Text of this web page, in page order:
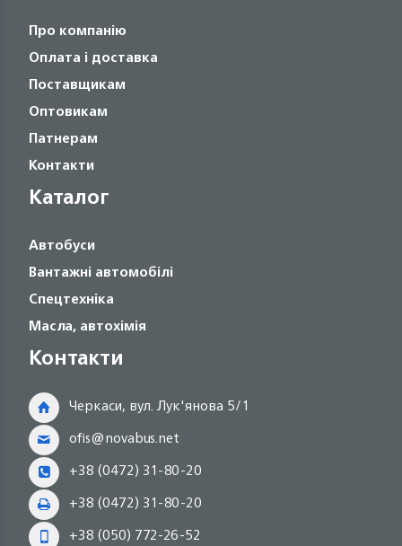
Про компанію
Оплата і доставка
Поставщикам
Оптовикам
Патнерам
Контакти
Каталог
Автобуси
Вантажні автомобілі
Спецтехніка
Масла, автохімія
Контакти
Черкаси, вул. Лук'янова 5/1
ofis@novabus.net
+38 (0472) 31-80-20
+38 (0472) 31-80-20
+38 (050) 772-26-52